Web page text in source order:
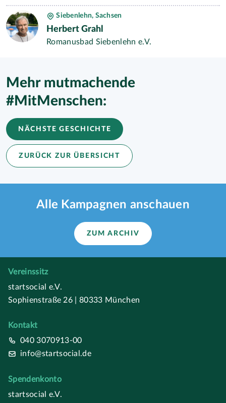
Siebenlehn, Sachsen
Herbert Grahl
Romanusbad Siebenlehn e.V.
Mehr mutmachende
#MitMenschen:
NÄCHSTE GESCHICHTE
ZURÜCK ZUR ÜBERSICHT
Alle Kampagnen anschauen
ZUM ARCHIV
Vereinssitz
startsocial e.V.
Sophienstraße 26 | 80333 München
Kontakt
040 3070913-00
info@startsocial.de
Spendenkonto
startsocial e.V.